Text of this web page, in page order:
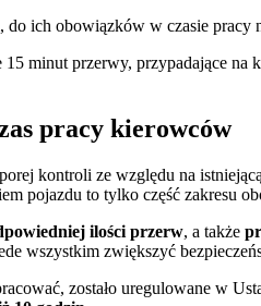
ich obowiązków w czasie pracy
minut przerwy, przypadające
pracy kierowców
kontroli ze względu na
pojazdu to tylko część zakresu
ilości przerw, a także
wszystkim zwiększyć
zostało uregulowane w